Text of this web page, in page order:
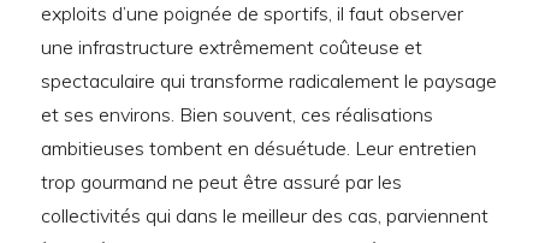
exploits d’une poignée de sportifs, il faut observer
une infrastructure extrêmement coûteuse et
spectaculaire qui transforme radicalement le paysage
et ses environs. Bien souvent, ces réalisations
ambitieuses tombent en désuétude. Leur entretien
trop gourmand ne peut être assuré par les
collectivités qui dans le meilleur des cas, parviennent